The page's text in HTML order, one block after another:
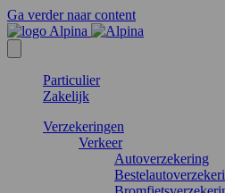
Ga verder naar content
Particulier
Zakelijk
Verzekeringen
Verkeer
Autoverzekering